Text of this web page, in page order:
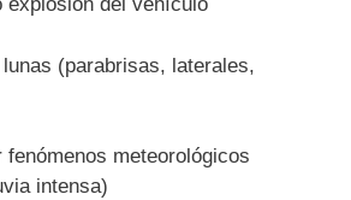
(parabrisas, laterales,
fenómenos meteorológicos
intensa)